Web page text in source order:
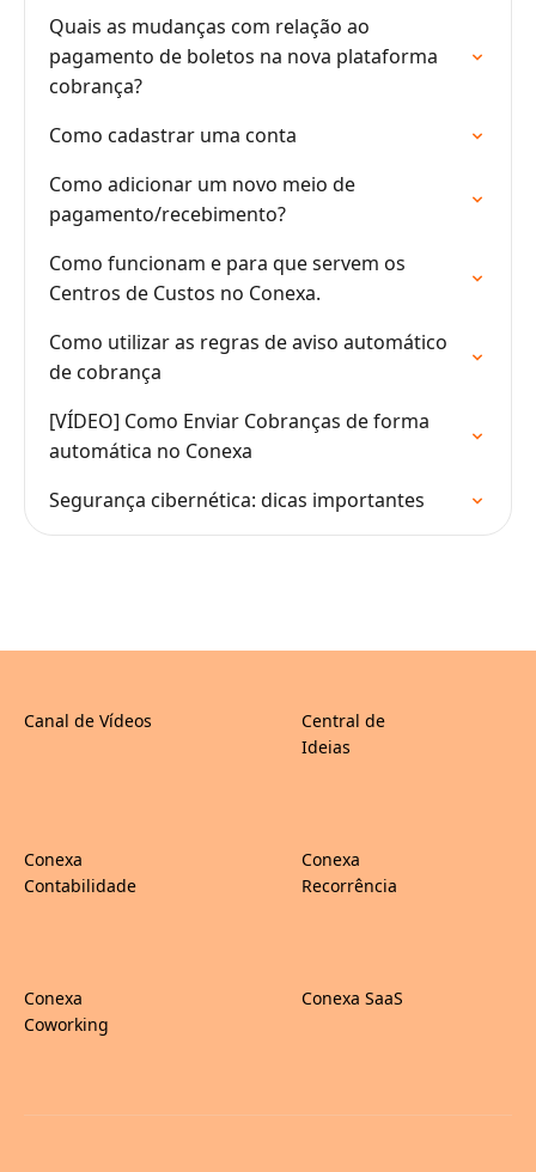
Quais as mudanças com relação ao
pagamento de boletos na nova plataforma
cobrança?
Como cadastrar uma conta
Como adicionar um novo meio de
pagamento/recebimento?
Como funcionam e para que servem os
Centros de Custos no Conexa.
Como utilizar as regras de aviso automático
de cobrança
[VÍDEO] Como Enviar Cobranças de forma
automática no Conexa
Segurança cibernética: dicas importantes
Canal de Vídeos
Central de
Ideias
Conexa
Contabilidade
Conexa
Recorrência
Conexa
Coworking
Conexa SaaS